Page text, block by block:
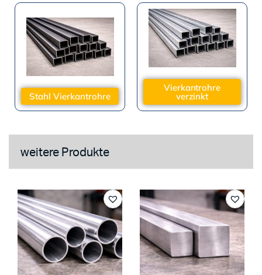
Stahl Vierkantrohre
Vierkantrohre
verzinkt
weitere Produkte